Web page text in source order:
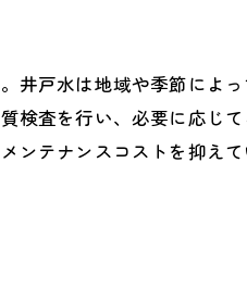
ュートメンテナンス方法
させる水質管理の工夫
の定期点検の重要性
ートのメンテナンスポイン
戸水は地域や季節によ
査を行い、必要に応じ
テナンスコストを抑え